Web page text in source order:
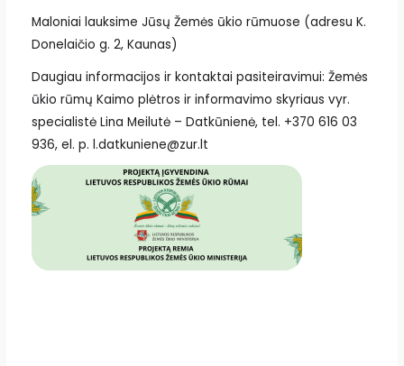
Maloniai lauksime Jūsų Žemės ūkio rūmuose (adresu K.
Donelaičio g. 2, Kaunas)
Daugiau informacijos ir kontaktai pasiteiravimui: Žemės
ūkio rūmų Kaimo plėtros ir informavimo skyriaus vyr.
specialistė Lina Meilutė – Datkūnienė, tel. +370 616 03
936, el. p. l.datkuniene@zur.lt